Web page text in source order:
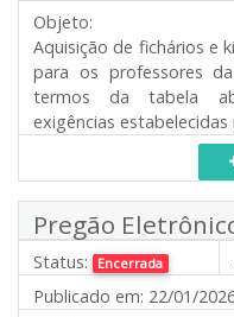
Objeto:
Aquisição de fichários e
para os professores
termos da tabela
exigências
Pregão
Status: Encerrada
Publicado em: 22/01/